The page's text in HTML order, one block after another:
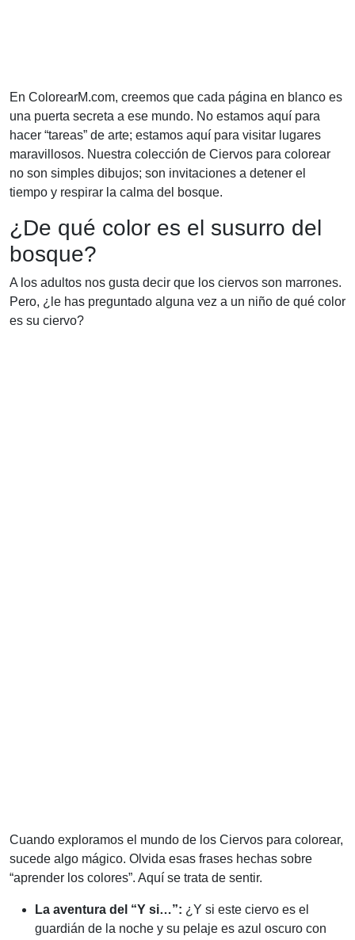
En ColorearM.com, creemos que cada página en blanco es
una puerta secreta a ese mundo. No estamos aquí para
hacer “tareas” de arte; estamos aquí para visitar lugares
maravillosos. Nuestra colección de Ciervos para colorear
no son simples dibujos; son invitaciones a detener el
tiempo y respirar la calma del bosque.
¿De qué color es el susurro del
bosque?
A los adultos nos gusta decir que los ciervos son marrones.
Pero, ¿le has preguntado alguna vez a un niño de qué color
es su ciervo?
Cuando exploramos el mundo de los Ciervos para colorear,
sucede algo mágico. Olvida esas frases hechas sobre
“aprender los colores”. Aquí se trata de sentir.
La aventura del “Y si…”: ¿Y si este ciervo es el
guardián de la noche y su pelaje es azul oscuro con